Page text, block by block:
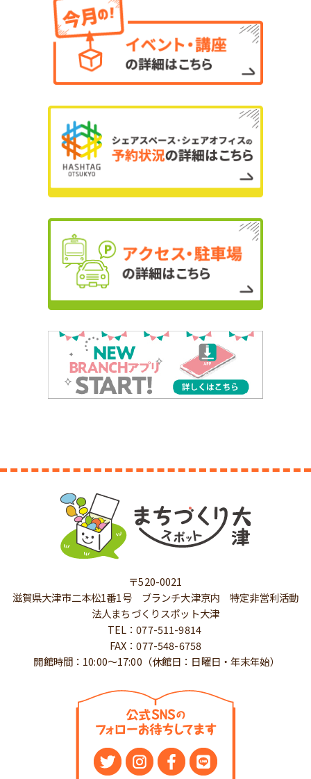
〒520-0021
滋賀県大津市二本松1番1号 ブランチ大津京内 特定非営利活動
法人まちづくりスポット大津
TEL：077-511-9814
FAX：077-548-6758
開館時間：10:00～17:00（休館日：日曜日・年末年始）